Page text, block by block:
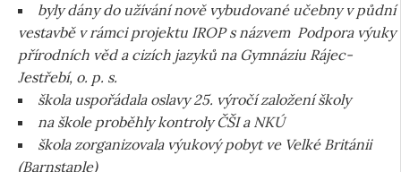
byly dány do užívání nově vybudované učebny v půdní
vestavbě v rámci projektu IROP s názvem Podpora výuky
přírodních věd a cizích jazyků na Gymnáziu Rájec-
Jestřebí, o. p. s.
škola uspořádala oslavy 25. výročí založení školy
na škole proběhly kontroly ČŠI a NKÚ
škola zorganizovala výukový pobyt ve Velké Británii
(Barnstaple)